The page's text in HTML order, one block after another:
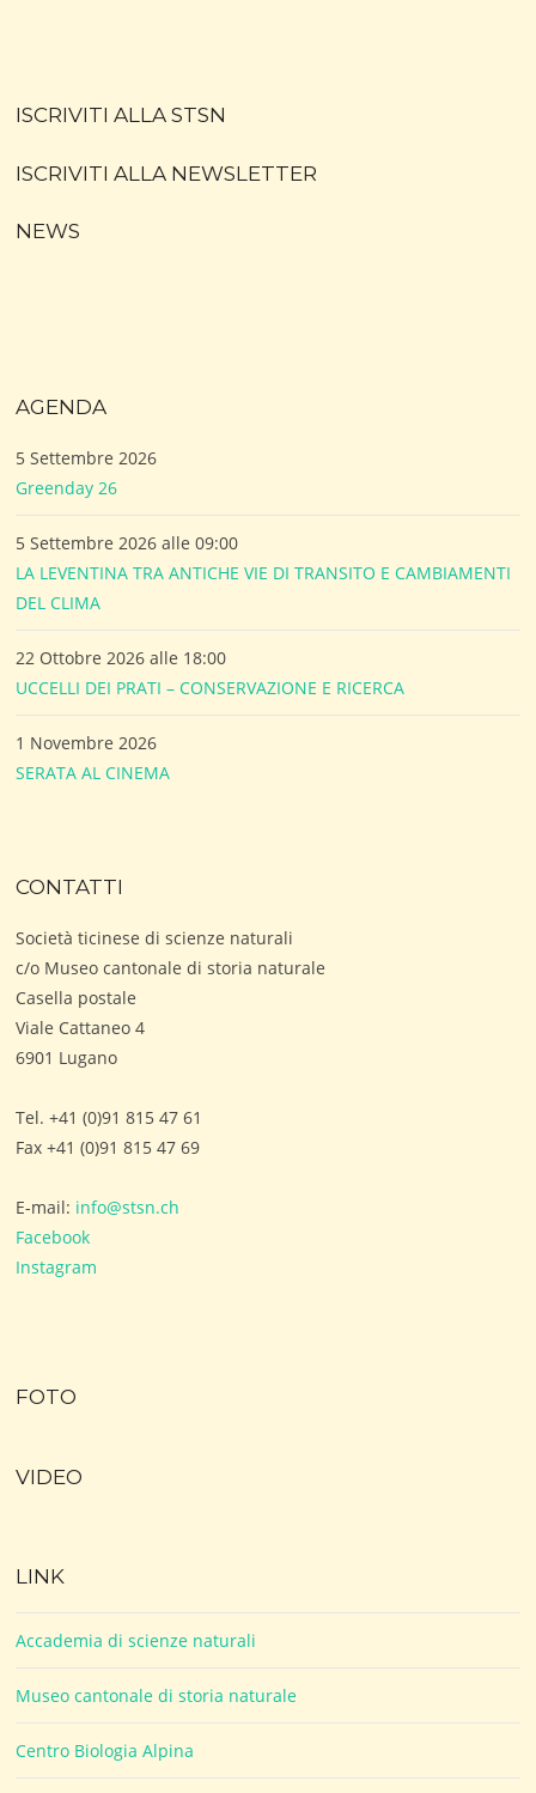
ISCRIVITI ALLA STSN
ISCRIVITI ALLA NEWSLETTER
NEWS
AGENDA
5 Settembre 2026
Greenday 26
5 Settembre 2026 alle 09:00
LA LEVENTINA TRA ANTICHE VIE DI TRANSITO E CAMBIAMENTI
DEL CLIMA
22 Ottobre 2026 alle 18:00
UCCELLI DEI PRATI – CONSERVAZIONE E RICERCA
1 Novembre 2026
SERATA AL CINEMA
CONTATTI
Società ticinese di scienze naturali
c/o Museo cantonale di storia naturale
Casella postale
Viale Cattaneo 4
6901 Lugano
Tel. +41 (0)91 815 47 61
Fax +41 (0)91 815 47 69
E-mail: info@stsn.ch
Facebook
Instagram
FOTO
VIDEO
LINK
Accademia di scienze naturali
Museo cantonale di storia naturale
Centro Biologia Alpina